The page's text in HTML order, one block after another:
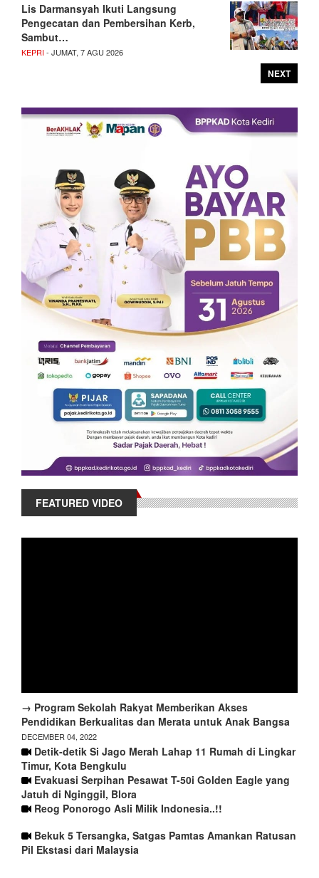
Lis Darmansyah Ikuti Langsung
Pengecatan dan Pembersihan Kerb,
Sambut…
KEPRI- JUMAT, 7 AGU 2026
NEXT
FEATURED VIDEO
→ Program Sekolah Rakyat Memberikan Akses
Pendidikan Berkualitas dan Merata untuk Anak Bangsa
DECEMBER 04, 2022
Detik-detik Si Jago Merah Lahap 11 Rumah di Lingkar
Timur, Kota Bengkulu
Evakuasi Serpihan Pesawat T-50i Golden Eagle yang
Jatuh di Nginggil, Blora
Reog Ponorogo Asli Milik Indonesia..!!
Bekuk 5 Tersangka, Satgas Pamtas Amankan Ratusan
Pil Ekstasi dari Malaysia